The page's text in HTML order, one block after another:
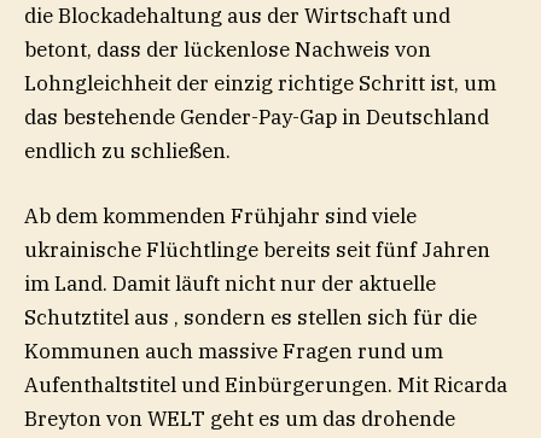
die Blockadehaltung aus der Wirtschaft und
betont, dass der lückenlose Nachweis von
Lohngleichheit der einzig richtige Schritt ist, um
das bestehende Gender-Pay-Gap in Deutschland
endlich zu schließen.
Ab dem kommenden Frühjahr sind viele
ukrainische Flüchtlinge bereits seit fünf Jahren
im Land. Damit läuft nicht nur der aktuelle
Schutztitel aus , sondern es stellen sich für die
Kommunen auch massive Fragen rund um
Aufenthaltstitel und Einbürgerungen. Mit Ricarda
Breyton von WELT geht es um das drohende